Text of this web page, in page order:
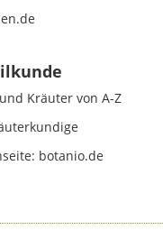
Kräuter von A-Z
botanio.de